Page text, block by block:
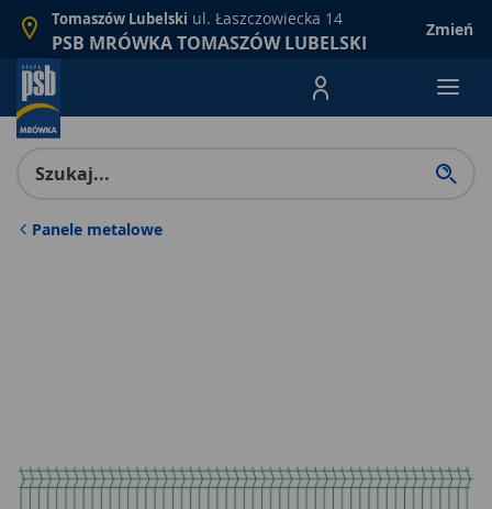
Tomaszów Lubelski ul. Łaszczowiecka 14
PSB MRÓWKA TOMASZÓW LUBELSKI
Zmień
Menu Produktów,
Panele metalowe